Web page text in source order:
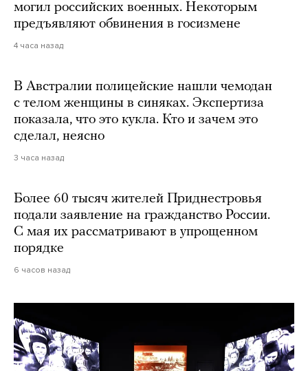
могил российских военных. Некоторым
предъявляют обвинения в госизмене
4 часа назад
В Австралии полицейские нашли чемодан
с телом женщины в синяках. Экспертиза
показала, что это кукла. Кто и зачем это
сделал, неясно
3 часа назад
Более 60 тысяч жителей Приднестровья
подали заявление на гражданство России.
С мая их рассматривают в упрощенном
порядке
6 часов назад